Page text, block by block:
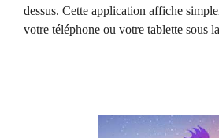
dessus. Cette application affiche
votre téléphone ou votre tablette sous